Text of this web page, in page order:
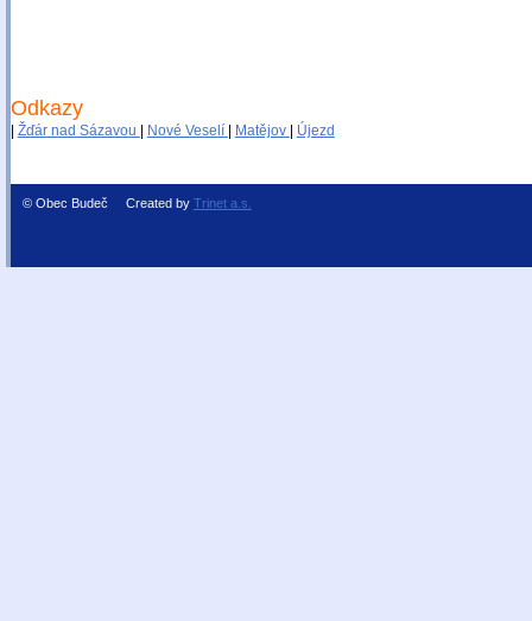
Odkazy
Žďár nad Sázavou Nové Veselí Matějov Újezd
© Obec Budeč Created by Trinet a.s.